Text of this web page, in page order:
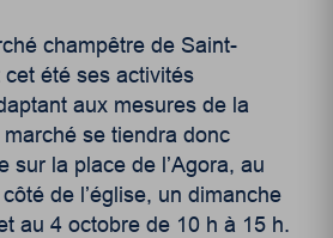
champêtre de Saint-
été ses activités
aux mesures de la
se tiendra donc
sur la place de l’Agora, au
de l’église, un dimanche
au 4 octobre de 10 h à 15 h.